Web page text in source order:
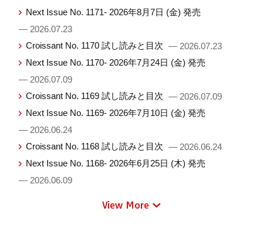
Next Issue No. 1171- 2026年8月7日 (金) 発売
— 2026.07.23
Croissant No. 1170 試し読みと目次 — 2026.07.23
Next Issue No. 1170- 2026年7月24日 (金) 発売
— 2026.07.09
Croissant No. 1169 試し読みと目次 — 2026.07.09
Next Issue No. 1169- 2026年7月10日 (金) 発売
— 2026.06.24
Croissant No. 1168 試し読みと目次 — 2026.06.24
Next Issue No. 1168- 2026年6月25日 (木) 発売
— 2026.06.09
View More